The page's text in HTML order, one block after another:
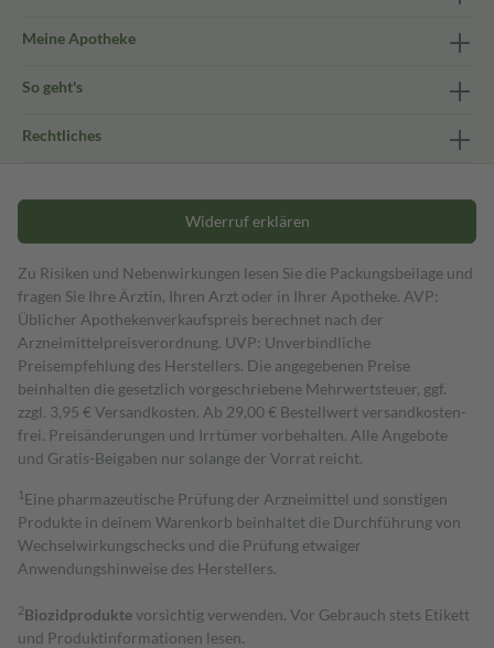
Meine Apotheke
So geht's
Rechtliches
Widerruf erklären
Zu Risiken und Nebenwirkungen lesen Sie die Packungsbeilage und
fragen Sie Ihre Ärztin, Ihren Arzt oder in Ihrer Apotheke. AVP:
Üblicher Apothekenverkaufspreis berechnet nach der
Arzneimittelpreisverordnung. UVP: Unverbindliche
Preisempfehlung des Herstellers. Die angegebenen Preise
beinhalten die gesetzlich vorgeschriebene Mehrwertsteuer, ggf.
zzgl. 3,95 € Versandkosten. Ab 29,00 € Bestell­wert versand­kosten­
frei. Preisänderungen und Irrtümer vorbehalten. Alle Angebote
und Gratis-Beigaben nur solange der Vorrat reicht.
1 Eine pharmazeutische Prüfung der Arzneimittel und sonstigen
Produkte in deinem Warenkorb beinhaltet die Durchführung von
Wechselwirkungschecks und die Prüfung etwaiger
Anwendungshinweise des Herstellers.
2Biozidproduktevorsichtig verwenden. Vor Gebrauch stets Etikett
und Produktinformationen lesen.